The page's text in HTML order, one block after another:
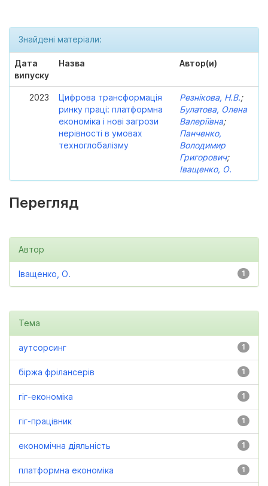
Знайдені матеріали:
Дата
випуску
Назва Автор(и)
2023
Цифрова трансформація
ринку праці: платформна
економіка і нові загрози
нерівності в умовах
техноглобалізму
Резнікова, Н.В.;
Булатова, Олена
Валеріївна;
Панченко,
Володимир
Григорович;
Іващенко, О.
Перегляд
Автор
1
Іващенко, О.
Тема
1
аутсорсинг
1
біржа фрілансерів
1
гіг-економіка
1
гіг-працівник
1
економічна діяльність
1
платформна економіка